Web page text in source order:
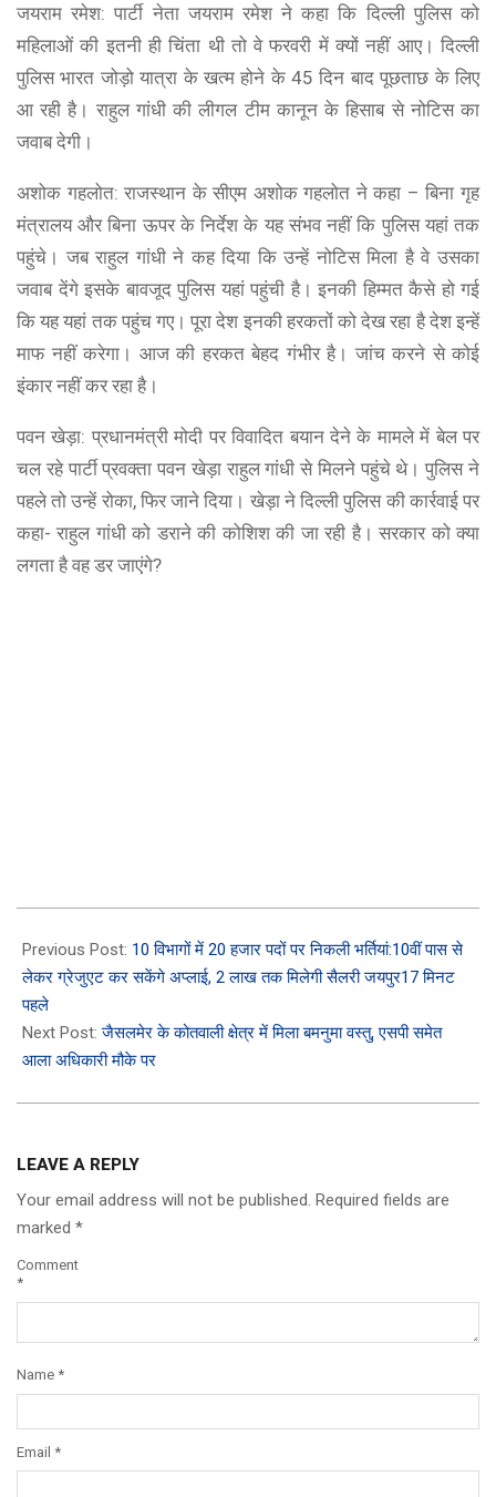
जयराम रमेश: पार्टी नेता जयराम रमेश ने कहा कि दिल्ली पुलिस को
महिलाओं की इतनी ही चिंता थी तो वे फरवरी में क्यों नहीं आए। दिल्ली
पुलिस भारत जोड़ो यात्रा के खत्म होने के 45 दिन बाद पूछताछ के लिए
आ रही है। राहुल गांधी की लीगल टीम कानून के हिसाब से नोटिस का
जवाब देगी।
अशोक गहलोत: राजस्थान के सीएम अशोक गहलोत ने कहा – बिना गृह
मंत्रालय और बिना ऊपर के निर्देश के यह संभव नहीं कि पुलिस यहां तक
पहुंचे। जब राहुल गांधी ने कह दिया कि उन्हें नोटिस मिला है वे उसका
जवाब देंगे इसके बावजूद पुलिस यहां पहुंची है। इनकी हिम्मत कैसे हो गई
कि यह यहां तक पहुंच गए। पूरा देश इनकी हरकतों को देख रहा है देश इन्हें
माफ नहीं करेगा। आज की हरकत बेहद गंभीर है। जांच करने से कोई
इंकार नहीं कर रहा है।
पवन खेड़ा: प्रधानमंत्री मोदी पर विवादित बयान देने के मामले में बेल पर
चल रहे पार्टी प्रवक्ता पवन खेड़ा राहुल गांधी से मिलने पहुंचे थे। पुलिस ने
पहले तो उन्हें रोका, फिर जाने दिया। खेड़ा ने दिल्ली पुलिस की कार्रवाई पर
कहा- राहुल गांधी को डराने की कोशिश की जा रही है। सरकार को क्या
लगता है वह डर जाएंगे?
03-
19
Previous Post: 10 विभागों में 20 हजार पदों पर निकली भर्तियां:10वीं पास से
लेकर ग्रेजुएट कर सकेंगे अप्लाई, 2 लाख तक मिलेगी सैलरी जयपुर17 मिनट
पहले
Next Post:जैसलमेर के कोतवाली क्षेत्र में मिला बमनुमा वस्तु, एसपी समेत
आला अधिकारी मौके पर
LEAVE A REPLY
Your email address will not be published. Required fields are
marked *
Comment
*
Name *
Email *